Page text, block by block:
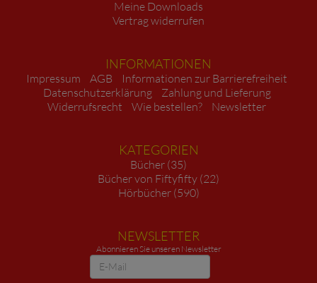
Meine Downloads
Vertrag widerrufen
INFORMATIONEN
Impressum AGB
Informationen zur Barrierefreiheit
Datenschutzerklärung
Zahlung und Lieferung
Widerrufsrecht
Wie bestellen? Newsletter
KATEGORIEN
Bücher (35)
Bücher von Fiftyfifty (22)
Hörbücher (590)
NEWSLETTER
Abonnieren Sie unseren Newsletter
Newsletter